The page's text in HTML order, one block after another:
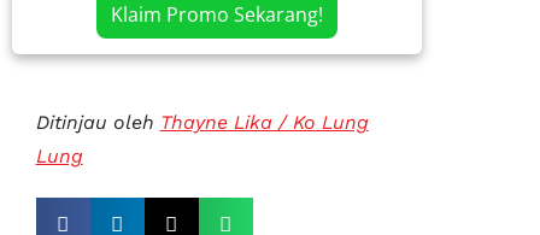
Klaim Promo Sekarang!
Ditinjau oleh Thayne Lika / Ko Lung
Lung